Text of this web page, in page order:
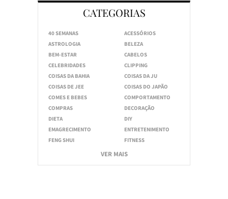
CATEGORIAS
40 SEMANAS
ACESSÓRIOS
ASTROLOGIA
BELEZA
BEM-ESTAR
CABELOS
CELEBRIDADES
CLIPPING
COISAS DA BAHIA
COISAS DA JU
COISAS DE JEE
COISAS DO JAPÃO
COMES E BEBES
COMPORTAMENTO
COMPRAS
DECORAÇÃO
DIETA
DIY
EMAGRECIMENTO
ENTRETENIMENTO
FENG SHUI
FITNESS
VER MAIS